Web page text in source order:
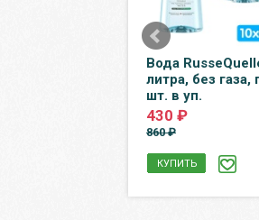
Вода
литра, без газа,
шт. в уп.
430 ₽
860 ₽
КУПИТЬ